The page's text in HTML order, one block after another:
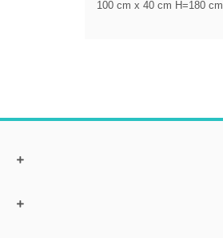
100 cm x 40 cm H=180 cm